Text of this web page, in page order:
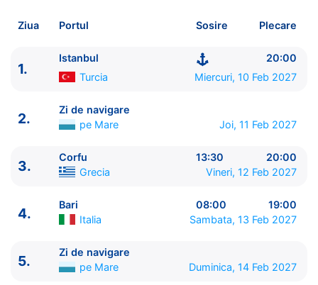
Plecare pe 10 Feb 2027 din Istanbul, Turcia
MSC Cruises
ITINERARIU
Ziua Portul Sosire Plecare
1.
Istanbul
20:00
Turcia
Miercuri, 10 Feb 2027
2.
Zi de navigare
pe Mare
Joi, 11 Feb 2027
3.
Corfu 13:30
20:00
Grecia
Vineri, 12 Feb 2027
4.
Bari 08:00
19:00
Italia
Sambata, 13 Feb 2027
5.
Zi de navigare
pe Mare
Duminica, 14 Feb 2027